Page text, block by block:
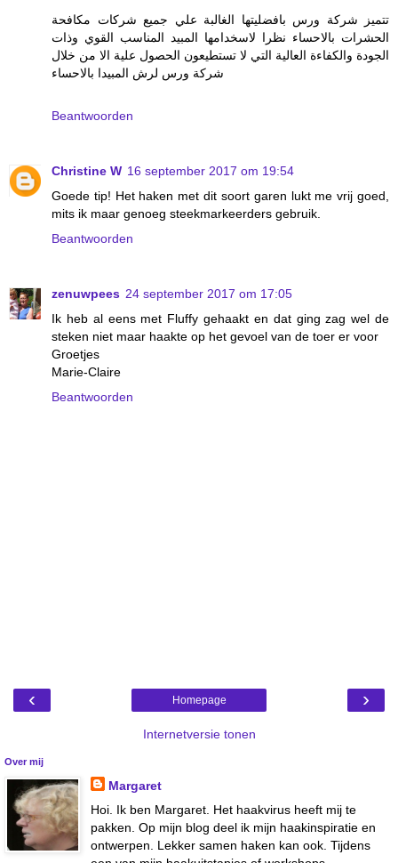
تتميز شركة ورس بافضليتها الغالبة علي جميع شركات مكافحة
الحشرات بالاحساء نظرا لاسخدامها المبيد المناسب القوي وذات
الجودة والكفاءة العالية التي لا تستطيعون الحصول علية الا من خلال
شركة ورس لرش المبيدا بالاحساء
Beantwoorden
Christine W 16 september 2017 om 19:54
Goede tip! Het haken met dit soort garen lukt me vrij goed,
mits ik maar genoeg steekmarkeerders gebruik.
Beantwoorden
zenuwpees 24 september 2017 om 17:05
Ik heb al eens met Fluffy gehaakt en dat ging zag wel de
steken niet maar haakte op het gevoel van de toer er voor
Groetjes
Marie-Claire
Beantwoorden
‹ ›
Homepage
Internetversie tonen
Over mij
Margaret
Hoi. Ik ben Margaret. Het haakvirus heeft mij te
pakken. Op mijn blog deel ik mijn haakinspiratie en
ontwerpen. Lekker samen haken kan ook. Tijdens